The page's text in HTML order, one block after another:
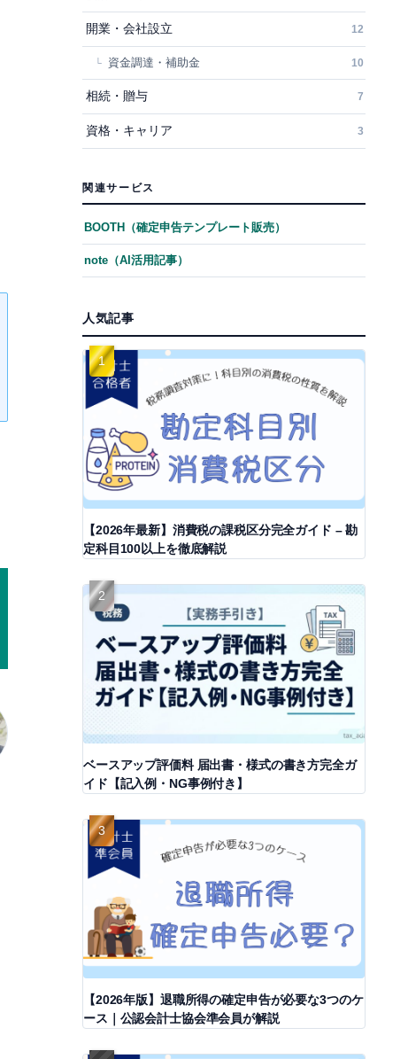
開業・会社設立 12
資金調達・補助金 10
相続・贈与 7
資格・キャリア 3
関連サービス
BOOTH（確定申告テンプレート販売）
note（AI活用記事）
人気記事
【2026年最新】消費税の課税区分完全ガイド – 勘
定科目100以上を徹底解説
ベースアップ評価料 届出書・様式の書き方完全ガ
イド【記入例・NG事例付き】
【2026年版】退職所得の確定申告が必要な3つのケ
ース｜公認会計士協会準会員が解説